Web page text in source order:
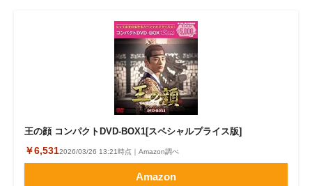
王の顔 コンパクトDVD-BOX1[スペシャルプライス版]
￥6,5312026/03/26 13:21時点｜Amazon調べ
Amazon